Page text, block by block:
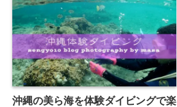
沖縄の美ら海を体験ダイビングで楽